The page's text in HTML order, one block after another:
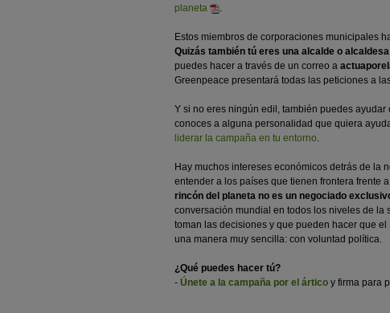
planeta
.
Estos miembros de corporaciones municipales
Quizás también tú eres una alcalde o
puedes hacer a través de un correo a
Greenpeace presentará todas las peticiones a
Y si no eres ningún edil, también puedes ayudar
conoces a alguna personalidad que quiera
liderar la campaña en tu entorno.
Hay muchos intereses económicos detrás de la
entender a los países que tienen frontera frente
rincón del planeta no es un negociado
conversación mundial en todos los niveles de
toman las decisiones y que pueden hacer que
una manera muy sencilla: con voluntad política.
¿Qué puedes hacer tú?
- Únete a la campaña por el ártico y firma para